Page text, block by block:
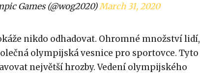
Games (@wog2020)March 31, 2020
nikdo odhadovat. Ohromné množství lidí,
olympijská vesnice pro sportovce. Tyto
největší hrozby. Vedení olympijského